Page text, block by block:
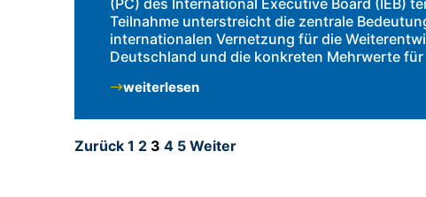
Teilnahme unterstreicht die zentrale
internationalen Vernetzung für die
Deutschland und die konkreten Mehrwerte
weiterlesen
Zurück 1 2 3 4 5 Weiter